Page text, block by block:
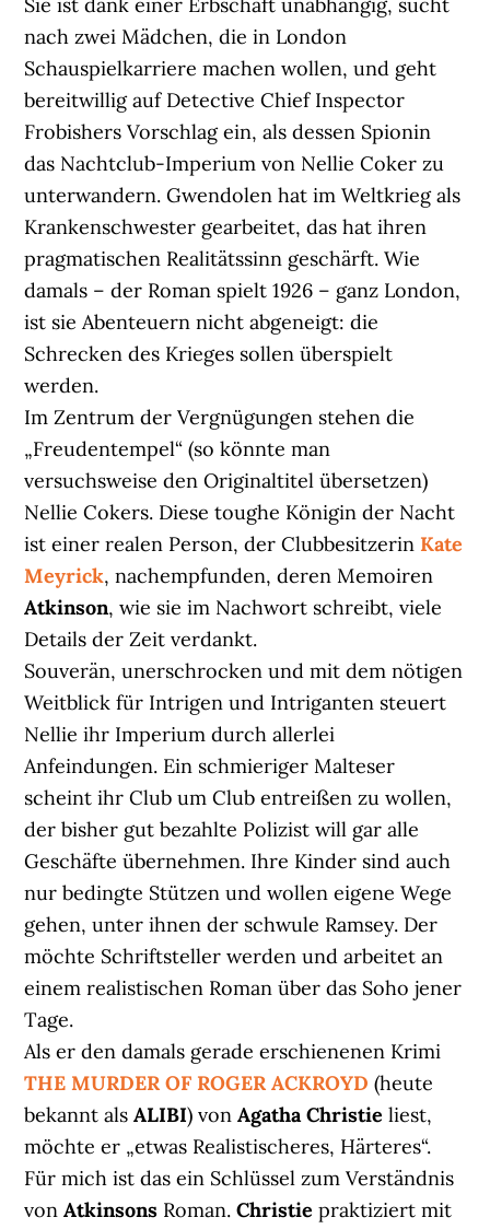
nach zwei Mädchen, die in London
Schauspielkarriere machen wollen, und geht
bereitwillig auf Detective Chief Inspector
Frobishers Vorschlag ein, als dessen Spionin
das Nachtclub-Imperium von Nellie Coker zu
unterwandern. Gwendolen hat im Weltkrieg als
Krankenschwester gearbeitet, das hat ihren
pragmatischen Realitätssinn geschärft. Wie
damals – der Roman spielt 1926 – ganz London,
ist sie Abenteuern nicht abgeneigt: die
Schrecken des Krieges sollen überspielt
werden.
Im Zentrum der Vergnügungen stehen die
„Freudentempel“ (so könnte man
versuchsweise den Originaltitel übersetzen)
Nellie Cokers. Diese toughe Königin der Nacht
ist einer realen Person, der Clubbesitzerin Kate
Meyrick, nachempfunden, deren Memoiren
Atkinson, wie sie im Nachwort schreibt, viele
Details der Zeit verdankt.
Souverän, unerschrocken und mit dem nötigen
Weitblick für Intrigen und Intriganten steuert
Nellie ihr Imperium durch allerlei
Anfeindungen. Ein schmieriger Malteser
scheint ihr Club um Club entreißen zu wollen,
der bisher gut bezahlte Polizist will gar alle
Geschäfte übernehmen. Ihre Kinder sind auch
nur bedingte Stützen und wollen eigene Wege
gehen, unter ihnen der schwule Ramsey. Der
möchte Schriftsteller werden und arbeitet an
einem realistischen Roman über das Soho jener
Tage.
Als er den damals gerade erschienenen Krimi
THE MURDER OF ROGER ACKROYD (heute
bekannt alsALIBI) vonAgatha Christie liest,
möchte er „etwas Realistischeres, Härteres“.
Für mich ist das ein Schlüssel zum Verständnis
vonAtkinsons Roman.Christie praktiziert mit